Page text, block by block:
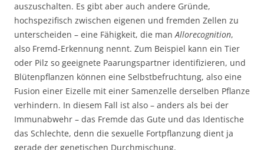
auszuschalten. Es gibt aber auch andere Gründe,
hochspezifisch zwischen eigenen und fremden Zellen zu
unterscheiden – eine Fähigkeit, die manAllorecognition,
also Fremd-Erkennung nennt. Zum Beispiel kann ein Tier
oder Pilz so geeignete Paarungspartner identifizieren, und
Blütenpflanzen können eine Selbstbefruchtung, also eine
Fusion einer Eizelle mit einer Samenzelle derselben Pflanze
verhindern. In diesem Fall ist also – anders als bei der
Immunabwehr – das Fremde das Gute und das Identische
das Schlechte, denn die sexuelle Fortpflanzung dient ja
gerade der genetischen Durchmischung.